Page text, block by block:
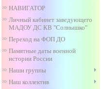
НАВИГАТОР
Личный кабинет заведующего
МАДОУ ДС КВ "Солнышко"
Переход на ФОП ДО
Памятные даты военной
истории России
Наши группы
Наш коллектив